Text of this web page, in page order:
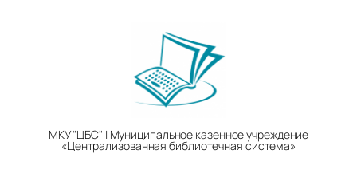
МКУ "ЦБС" | Муниципальное казенное учреждение
«Централизованная библиотечная система»